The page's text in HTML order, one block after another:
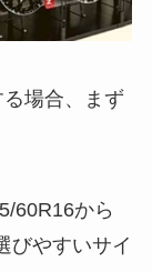
場合、まず
60R16から
びやすいサイ